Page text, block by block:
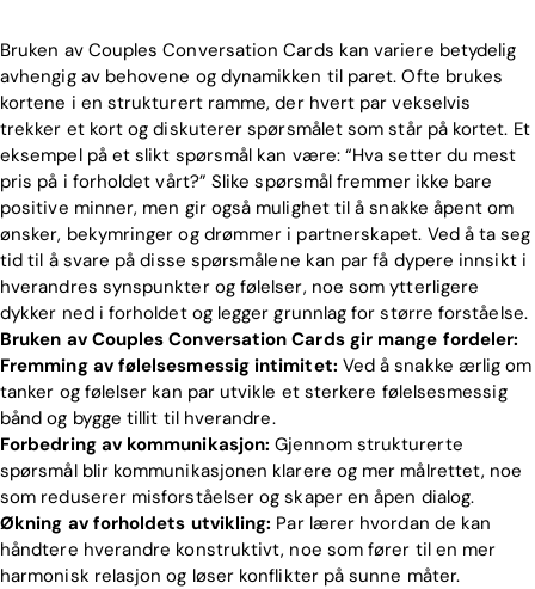
Bruken av Couples Conversation Cards kan variere betydelig
avhengig av behovene og dynamikken til paret. Ofte brukes
kortene i en strukturert ramme, der hvert par vekselvis
trekker et kort og diskuterer spørsmålet som står på kortet. Et
eksempel på et slikt spørsmål kan være: “Hva setter du mest
pris på i forholdet vårt?” Slike spørsmål fremmer ikke bare
positive minner, men gir også mulighet til å snakke åpent om
ønsker, bekymringer og drømmer i partnerskapet. Ved å ta seg
tid til å svare på disse spørsmålene kan par få dypere innsikt i
hverandres synspunkter og følelser, noe som ytterligere
dykker ned i forholdet og legger grunnlag for større forståelse.
Bruken av Couples Conversation Cards gir mange fordeler:
Fremming av følelsesmessig intimitet: Ved å snakke ærlig om
tanker og følelser kan par utvikle et sterkere følelsesmessig
bånd og bygge tillit til hverandre.
Forbedring av kommunikasjon: Gjennom strukturerte
spørsmål blir kommunikasjonen klarere og mer målrettet, noe
som reduserer misforståelser og skaper en åpen dialog.
Økning av forholdets utvikling: Par lærer hvordan de kan
håndtere hverandre konstruktivt, noe som fører til en mer
harmonisk relasjon og løser konflikter på sunne måter.